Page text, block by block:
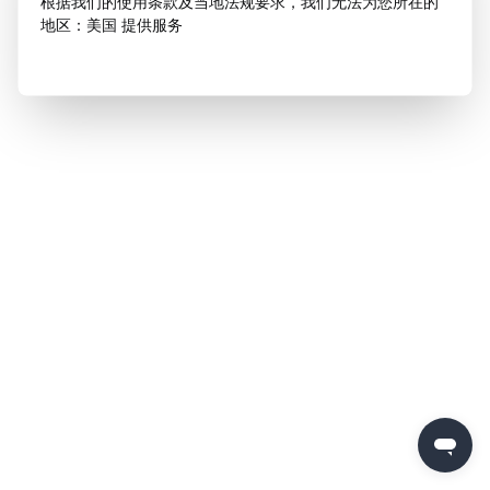
地区：美国 提供服务